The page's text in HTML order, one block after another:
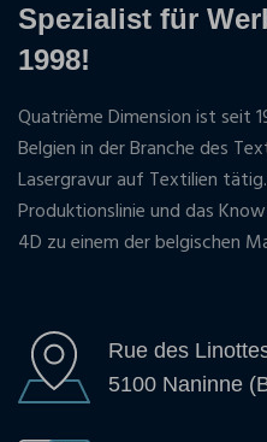
Spezialist für
1998!
Quatrième Dimension ist seit
Belgien in der Branche des
Lasergravur auf Textilien
Produktionslinie und das
4D zu einem der belgischen
Rue des
5100 Naninne